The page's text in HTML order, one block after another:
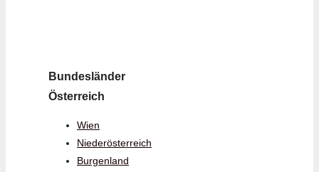
Bundesländer
Österreich
Wien
Niederösterreich
Burgenland